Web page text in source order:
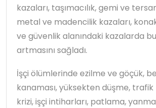
kazaları, taşımacılık, gemi ve
metal ve madencilik kazaları,
ve güvenlik alanındaki kazalarda bu
artmasını sağladı.
İşçi ölümlerinde ezilme ve göçük,
kanaması, yüksekten düşme, trafik
krizi, işçi intiharları, patlama,